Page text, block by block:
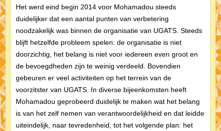
Het werd eind begin 2014 voor Mohamadou steeds
duidelijker dat een aantal punten van verbetering
noodzakelijk was binnen de organisatie van UGATS. Steeds
blijft hetzelfde probleem spelen: de organisatie is niet
doorzichtig, het belang is niet voor iedereen even groot en
de bevoegdheden zijn te weinig verdeeld. Bovendien
gebeuren er veel activiteiten op het terrein van de
voorzitster van UGATS. In diverse bijeenkomsten heeft
Mohamadou geprobeerd duidelijk te maken wat het belang
is van het zelf nemen van verantwoordelijkheid en dat leidde
uiteindelijk, naar tevredenheid, tot het volgende plan: het